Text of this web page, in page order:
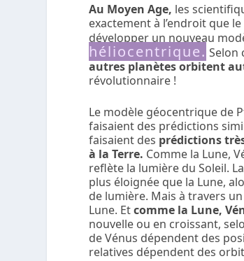
Au Moyen Age, les
exactement à l’endroit que
développer un nouveau
héliocentrique. Selon
autres planètes orbitent
révolutionnaire !
Le modèle géocentrique de
faisaient des prédictions
faisaient des prédictions
à la Terre. Comme la Lune,
reflète la lumière du Soleil.
plus éloignée que la Lune,
de lumière. Mais à travers
Lune. Etcomme la Lune,
nouvelle ou en croissant,
de Vénus dépendent des
relatives dépendent des